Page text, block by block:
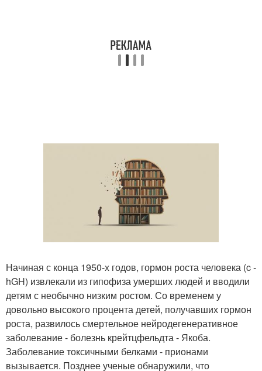
Начиная с конца 1950-х годов, гормон роста человека (c -
hGH) извлекали из гипофиза умерших людей и вводили
детям с необычно низким ростом. Со временем у
довольно высокого процента детей, получавших гормон
роста, развилось смертельное нейродегенеративное
заболевание - болезнь крейтцфельдта - Якоба.
Заболевание токсичными белками - прионами
вызывается. Позднее ученые обнаружили, что